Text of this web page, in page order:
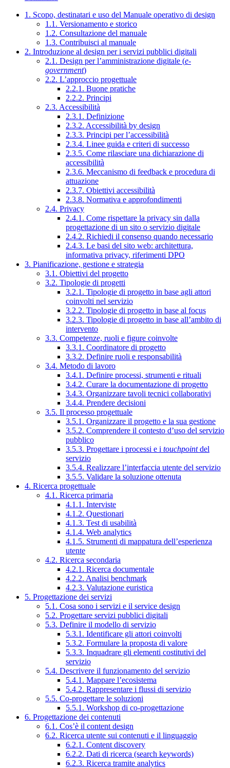
1. Scopo, destinatari e uso del Manuale operativo di design
1.1. Versionamento e storico
1.2. Consultazione del manuale
1.3. Contribuisci al manuale
2. Introduzione al design per i servizi pubblici digitali
2.1. Design per l’amministrazione digitale (e-
government)
2.2. L’approccio progettuale
2.2.1. Buone pratiche
2.2.2. Principi
2.3. Accessibilità
2.3.1. Definizione
2.3.2. Accessibilità by design
2.3.3. Principi per l’accessibilità
2.3.4. Linee guida e criteri di successo
2.3.5. Come rilasciare una dichiarazione di
accessibilità
2.3.6. Meccanismo di feedback e procedura di
attuazione
2.3.7. Obiettivi accessibilità
2.3.8. Normativa e approfondimenti
2.4. Privacy
2.4.1. Come rispettare la privacy sin dalla
progettazione di un sito o servizio digitale
2.4.2. Richiedi il consenso quando necessario
2.4.3. Le basi del sito web: architettura,
informativa privacy, riferimenti DPO
3. Pianificazione, gestione e strategia
3.1. Obiettivi del progetto
3.2. Tipologie di progetti
3.2.1. Tipologie di progetto in base agli attori
coinvolti nel servizio
3.2.2. Tipologie di progetto in base al focus
3.2.3. Tipologie di progetto in base all’ambito di
intervento
3.3. Competenze, ruoli e figure coinvolte
3.3.1. Coordinatore di progetto
3.3.2. Definire ruoli e responsabilità
3.4. Metodo di lavoro
3.4.1. Definire processi, strumenti e rituali
3.4.2. Curare la documentazione di progetto
3.4.3. Organizzare tavoli tecnici collaborativi
3.4.4. Prendere decisioni
3.5. Il processo progettuale
3.5.1. Organizzare il progetto e la sua gestione
3.5.2. Comprendere il contesto d’uso del servizio
pubblico
3.5.3. Progettare i processi e i touchpointdel
servizio
3.5.4. Realizzare l’interfaccia utente del servizio
3.5.5. Validare la soluzione ottenuta
4. Ricerca progettuale
4.1. Ricerca primaria
4.1.1. Interviste
4.1.2. Questionari
4.1.3. Test di usabilità
4.1.4. Web analytics
4.1.5. Strumenti di mappatura dell’esperienza
utente
4.2. Ricerca secondaria
4.2.1. Ricerca documentale
4.2.2. Analisi benchmark
4.2.3. Valutazione euristica
5. Progettazione dei servizi
5.1. Cosa sono i servizi e il service design
5.2. Progettare servizi pubblici digitali
5.3. Definire il modello di servizio
5.3.1. Identificare gli attori coinvolti
5.3.2. Formulare la proposta di valore
5.3.3. Inquadrare gli elementi costitutivi del
servizio
5.4. Descrivere il funzionamento del servizio
5.4.1. Mappare l’ecosistema
5.4.2. Rappresentare i flussi di servizio
5.5. Co-progettare le soluzioni
5.5.1. Workshop di co-progettazione
6. Progettazione dei contenuti
6.1. Cos’è il content design
6.2. Ricerca utente sui contenuti e il linguaggio
6.2.1. Content discovery
6.2.2. Dati di ricerca (search keywords)
6.2.3. Ricerca tramite analytics